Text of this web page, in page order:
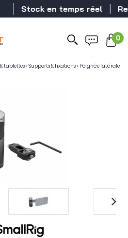
Stock en temps réel
0
tablettes>Supports & fixations> Poignée latérale